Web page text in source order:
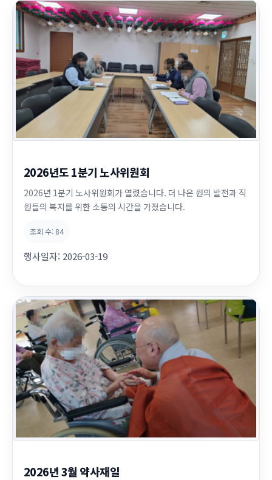
2026년도 1분기 노사위원회
2026년 1분기 노사위원회가 열렸습니다. 더 나은 원의 발전과 직
원들의 복지를 위한 소통의 시간을 가졌습니다.
조회 수: 84
행사일자: 2026-03-19
2026년 3월 약사재일